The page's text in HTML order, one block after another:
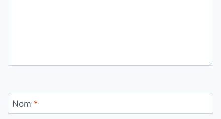
Nom *